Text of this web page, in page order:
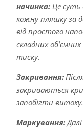
начинка:Це суть
кожну пляшку за
від простого
складних
тиску.
Закривання:
закриваються
запобігти витоку.
Маркування: